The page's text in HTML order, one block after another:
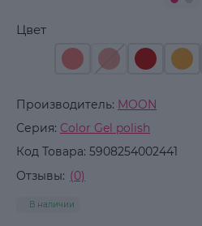
Производитель: MOON
Серия: Color Gel polish
Код Товара: 5908254002441
Отзывы: (0)
В наличии
Цвет